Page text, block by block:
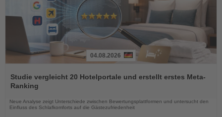
Sie
die
Nachrichten
04.08.2026
Studie vergleicht 20 Hotelportale und erstellt erstes Meta-
Ranking
Neue Analyse zeigt Unterschiede zwischen Bewertungsplattformen und untersucht den
Einfluss des Schlafkomforts auf die Gästezufriedenheit